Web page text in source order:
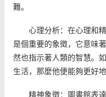
難。
心理分析：在心理和精
是個重要的象徵，它意味
然也指示著人類的智慧。
生活，那麼他便能夠更好
精神象徵：圖書館表達